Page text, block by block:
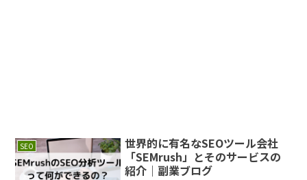
SEO
世界的に有名なSEOツール会社
「SEMrush」とそのサービスの
紹介｜副業ブログ